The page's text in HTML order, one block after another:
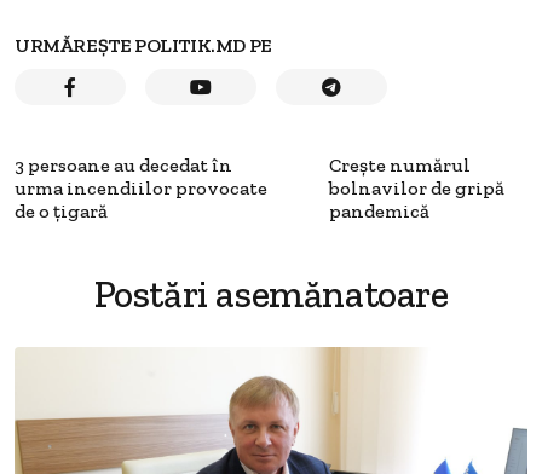
URMĂREȘTE POLITIK.MD PE
3 persoane au decedat în
urma incendiilor provocate
de o țigară
Creşte numărul
bolnavilor de gripă
pandemică
Postări asemănatoare